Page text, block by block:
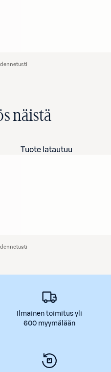
näistä
Tuote latautuu
Ilmainen toimitus yli
600 myymälään